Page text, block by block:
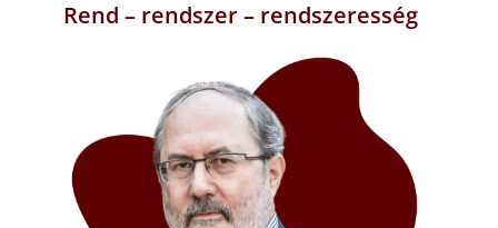
Rend – rendszer – rendszeresség